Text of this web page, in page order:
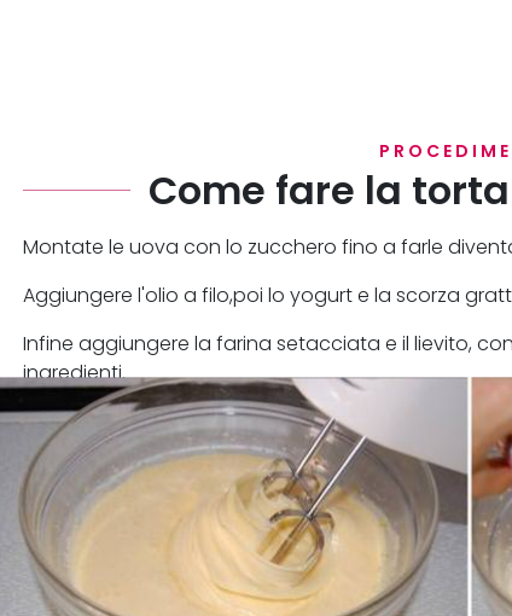
Come fare la
Montate le uova con lo zucchero fino a farle
Aggiungere l'olio a filo,poi lo yogurt e la scorza
Infine aggiungere la farina setacciata e il lievito,
ingredienti.